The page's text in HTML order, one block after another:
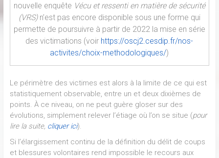
nouvelle enquête Vécu et ressenti en matière de sécurité
(VRS)n’est pas encore disponible sous une forme qui
permette de poursuivre à partir de 2022 la mise en série
des victimations (voir https://oscj2.cesdip.fr/nos-
activites/choix-methodologiques/)
Le périmètre des victimes est alors à la limite de ce qui est
statistiquement observable, entre un et deux dixièmes de
points. À ce niveau, on ne peut guère gloser sur des
évolutions, simplement relever l’étiage où l’on se situe (pour
lire la suite, cliquer ici).
Si l’élargissement continu de la définition du délit de coups
et blessures volontaires rend impossible le recours aux